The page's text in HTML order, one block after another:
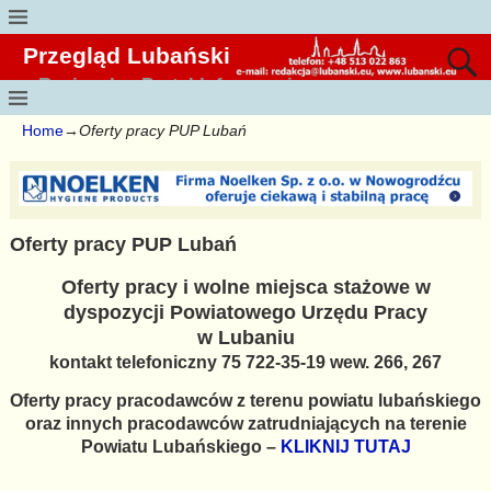
Przegląd Lubański
Regionalny Portal Informacyjny
Home→Oferty pracy PUP Lubań
Oferty pracy PUP Lubań
Oferty pracy i wolne miejsca stażowe w
dyspozycji Powiatowego Urzędu Pracy
w Lubaniu
kontakt telefoniczny 75 722-35-19 wew. 266, 267
Oferty pracy pracodawców z terenu powiatu lubańskiego
oraz innych pracodawców zatrudniających na terenie
Powiatu Lubańskiego – KLIKNIJ TUTAJ